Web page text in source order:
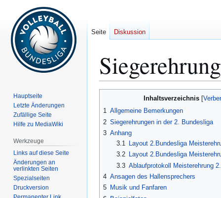
springen
springen
Inhaltsverzeichnis
1 Allgemeine Bemerkungen
2 Siegerehrungen in der 2. Bundesliga
3 Anhang
3.1
Layout 2.Bundesliga
3.2
Layout 2.Bundesliga
3.3 Ablaufprotokoll Meisterehrung
4 Ansagen des Hallensprechers
5 Musik und Fanfaren
Seite Diskussion
Hauptseite
Letzte Änderungen
Zufällige Seite
Hilfe zu MediaWiki
Werkzeuge
Links auf diese Seite
Änderungen an
verlinkten Seiten
Spezialseiten
Druckversion